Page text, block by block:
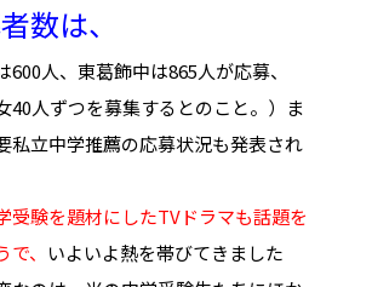
数は、
600人、東葛飾中は865人が応募、
40人ずつを募集するとのこと。）ま
私立中学推薦の応募状況も発表され
受験を題材にしたTVドラマも話題を
、 いよいよ熱を帯びてきました